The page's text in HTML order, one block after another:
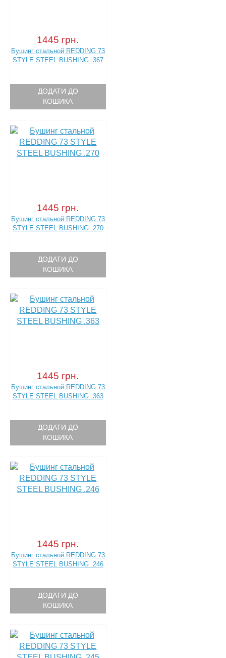
1445 грн.
Бушинг стальной REDDING 73
STYLE STEEL BUSHING .367
ДОДАТИ ДО
КОШИКА
1445 грн.
Бушинг стальной REDDING 73
STYLE STEEL BUSHING .270
ДОДАТИ ДО
КОШИКА
1445 грн.
Бушинг стальной REDDING 73
STYLE STEEL BUSHING .363
ДОДАТИ ДО
КОШИКА
1445 грн.
Бушинг стальной REDDING 73
STYLE STEEL BUSHING .246
ДОДАТИ ДО
КОШИКА